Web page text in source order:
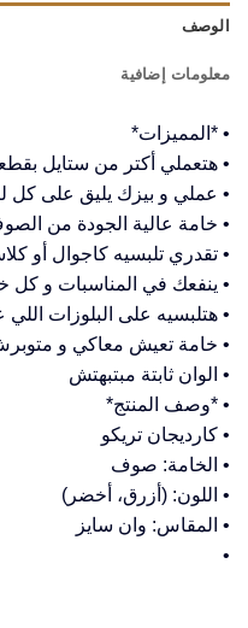
الوصف
معلومات إضافية
• *المميزات*
• هتعملي أكتر من ستايل
• عملي و بيزك يليق على كل
• خامة عالية الجودة من
• تقدري تلبسيه كاجوال أو
• ينفعك في المناسبات و كل
• هتلبسيه على البلوزات
• خامة تعيش معاكي و
• الوان ثابتة مبتبهتش
• *وصف المنتج*
• كارديجان تريكو
• الخامة: صوف
• اللون: (أزرق، أخضر)
• المقاس: وان سايز
•